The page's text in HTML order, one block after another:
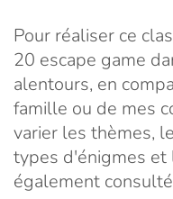
Pour réaliser ce
20 escape game
alentours, en
famille ou de mes
varier les thèmes,
types d'énigmes et
également